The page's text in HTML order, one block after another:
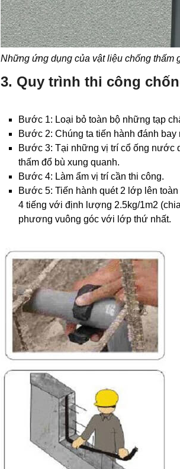
Những ứng dụng của vật liệu chống thấm
3. Quy trình thi công
Bước 1: Loại bỏ toàn bộ những tạp
Bước 2: Chúng ta tiến hành đánh
Bước 3: Tại những vị trí cổ ống nước
thấm đổ bù xung quanh.
Bước 4: Làm ẩm vị trí cần thi công.
Bước 5: Tiến hành quét 2 lớp lên
4 tiếng với định lượng 2.5kg/1m2
phương vuông góc với lớp thứ nhất.